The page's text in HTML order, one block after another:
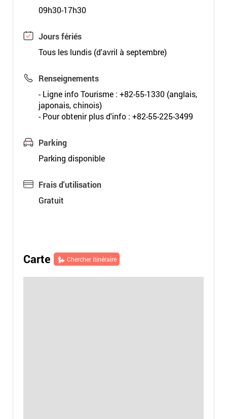
09h30-17h30
Jours fériés
Tous les lundis (d'avril à septembre)
Renseignements
- Ligne info Tourisme : +82-55-1330 (anglais,
japonais, chinois)
- Pour obtenir plus d'info : +82-55-225-3499
Parking
Parking disponible
Frais d'utilisation
Gratuit
Carte Chercher itinéraire